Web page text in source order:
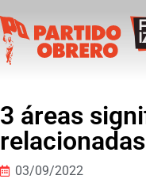
3 áreas
03/09/2022